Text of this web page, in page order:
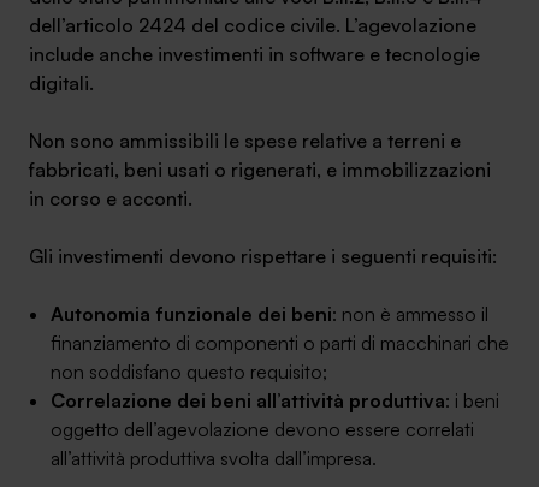
dell’articolo 2424 del codice civile. L’agevolazione
include anche investimenti in software e tecnologie
digitali.
Non sono ammissibili le spese relative a terreni e
fabbricati, beni usati o rigenerati, e immobilizzazioni
in corso e acconti.
Gli investimenti devono rispettare i seguenti requisiti:
Autonomia funzionale dei beni: non è ammesso il
finanziamento di componenti o parti di macchinari che
non soddisfano questo requisito;
Correlazione dei beni all’attività produttiva: i beni
oggetto dell’agevolazione devono essere correlati
all’attività produttiva svolta dall’impresa.